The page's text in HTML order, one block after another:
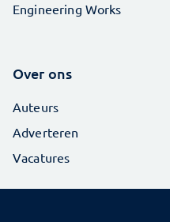
Engineering Works
Over ons
Auteurs
Adverteren
Vacatures